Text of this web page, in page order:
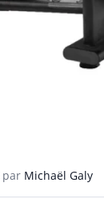
par Michaël Galy